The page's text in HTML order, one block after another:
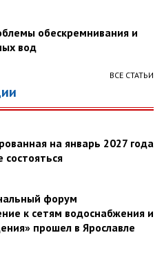
обескремнивания и
вод
ВСЕ СТАТЬИ
на январь 2027 года
состояться
форум
к сетям водоснабжения и
прошел в Ярославле